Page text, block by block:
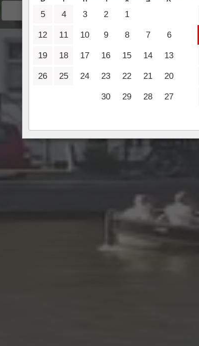
1
2
3
4
5
6
7
8
9
10
11
12
13
14
15
16
17
18
19
20
21
22
23
24
25
26
27
28
29
30